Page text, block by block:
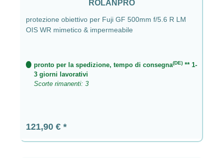
ROLANPRO
protezione obiettivo per Fuji GF 500mm f/5.6 R LM
OIS WR mimetico & impermeabile
pronto per la spedizione, tempo di consegna(DE)** 1-
3 giorni lavorativi
Scorte rimanenti: 3
Prezzo normale:
121,90 €